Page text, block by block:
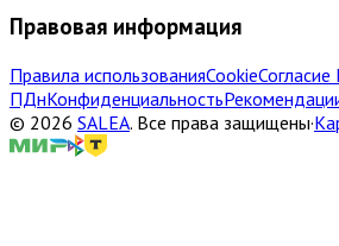
Правовая информация
Правила использованияCookie
ПДнКонфиденциальность
© 2026 SALEA. Все права защищены·